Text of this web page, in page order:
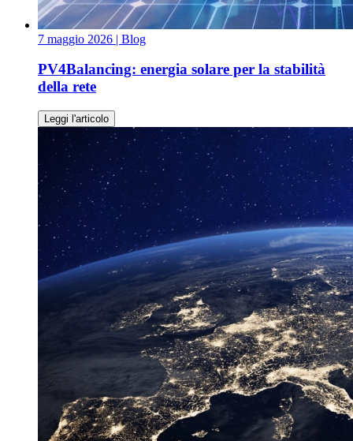
7 maggio 2026 | Blog
PV4Balancing: energia solare per la stabilità
della rete
Leggi l'articolo